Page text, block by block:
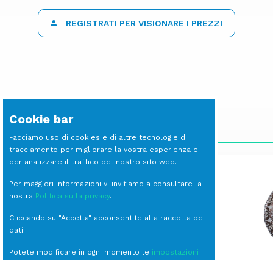
REGISTRATI PER VISIONARE I PREZZI
Cookie bar
Facciamo uso di cookies e di altre tecnologie di
tracciamento per migliorare la vostra esperienza e
per analizzare il traffico del nostro sito web.
Per maggiori informazioni vi invitiamo a consultare la
nostra Politica sulla privacy.
Cliccando su "Accetta" acconsentite alla raccolta dei
dati.
Potete modificare in ogni momento le impostazioni